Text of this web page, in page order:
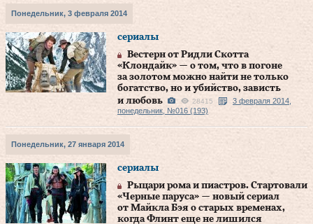
Понедельник, 3 февраля 2014
сериалы
Вестерн от Ридли Скотта
«Клондайк» — о том, что в погоне
за золотом можно найти не только
богатство, но и убийство, зависть
и любовь
28415
3 февраля 2014,
понедельник, №016 (193)
Понедельник, 27 января 2014
сериалы
Рыцари рома и пиастров. Стартовали
«Черные паруса» — новый сериал
от Майкла Бэя о старых временах,
когда Флинт еще не лишился